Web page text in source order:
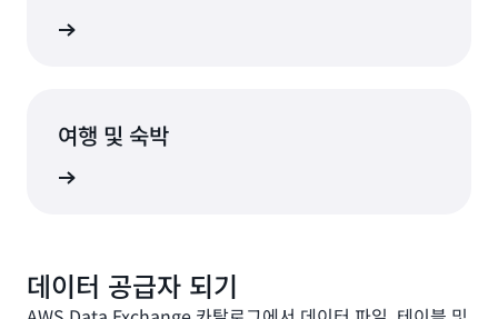
여행 및 숙박
데이터 공급자 되기